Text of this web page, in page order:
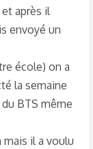
après il
envoyé un
école) on a
la semaine
BTS même
mais il a voulu